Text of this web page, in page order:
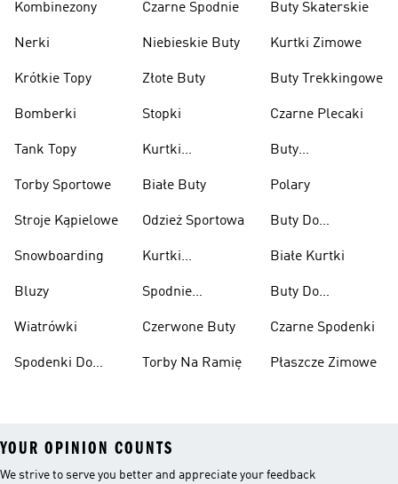
Kombinezony
Nerki
Krótkie Topy
Bomberki
Tank Topy
Torby Sportowe
Stroje Kąpielowe
Snowboarding
Bluzy
Wiatrówki
Spodenki Do
Czarne Spodnie
Niebieskie Buty
Złote Buty
Stopki
Kurtki
Białe Buty
Odzież Sportowa
Kurtki
Spodnie
Czerwone Buty
Torby Na Ramię
Buty Skaterskie
Kurtki Zimowe
Buty Trekkingowe
Czarne Plecaki
Buty
Polary
Buty Do
Ciężarów
Białe Kurtki
Buty Do
Czarne Spodenki
Płaszcze Zimowe
YOUR OPINION COUNTS
We strive to serve you better and appreciate your feedback